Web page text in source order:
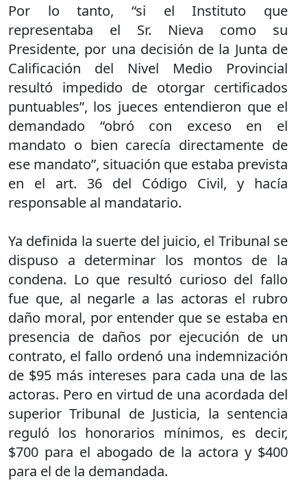
Por lo tanto, “si el Instituto que
representaba el Sr. Nieva como su
Presidente, por una decisión de la Junta de
Calificación del Nivel Medio Provincial
resultó impedido de otorgar certificados
puntuables”, los jueces entendieron que el
demandado “obró con exceso en el
mandato o bien carecía directamente de
ese mandato”, situación que estaba prevista
en el art. 36 del Código Civil, y hacía
responsable al mandatario.
Ya definida la suerte del juicio, el Tribunal se
dispuso a determinar los montos de la
condena. Lo que resultó curioso del fallo
fue que, al negarle a las actoras el rubro
daño moral, por entender que se estaba en
presencia de daños por ejecución de un
contrato, el fallo ordenó una indemnización
de $95 más intereses para cada una de las
actoras. Pero en virtud de una acordada del
superior Tribunal de Justicia, la sentencia
reguló los honorarios mínimos, es decir,
$700 para el abogado de la actora y $400
para el de la demandada.